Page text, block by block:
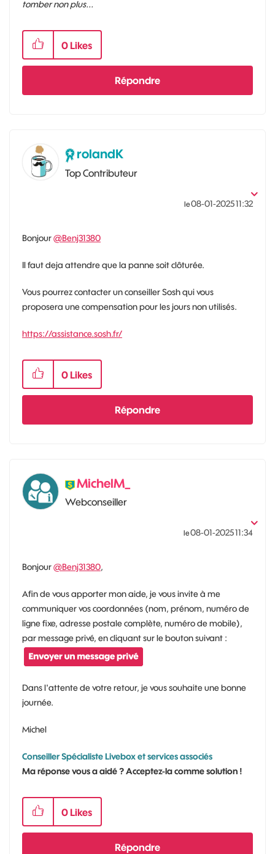
tomber non plus...
0 Likes
Répondre
rolandK
Top Contributeur
le‎08-01-202511:32
Bonjour@Benj31380
Il faut deja attendre que la panne soit clôturée.
Vous pourrez contacter un conseiller Sosh qui vous
proposera une compensation pour les jours non utilisés.
https://assistance.sosh.fr/
0 Likes
Répondre
MichelM_
Webconseiller
le‎08-01-202511:34
Bonjour@Benj31380,
Afin de vous apporter mon aide, je vous invite à me
communiquer vos coordonnées (nom, prénom, numéro de
ligne fixe, adresse postale complète, numéro de mobile),
par message privé, en cliquant sur le bouton suivant :
Dans l'attente de votre retour, je vous souhaite une bonne
journée.
Michel
Conseiller Spécialiste Livebox et services associés
Ma réponse vous a aidé ? Acceptez-la comme solution !
0 Likes
Répondre